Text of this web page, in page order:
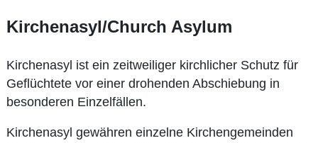
Kirchenasyl/Church Asylum
Kirchenasyl ist ein zeitweiliger kirchlicher Schutz für
Geflüchtete vor einer drohenden Abschiebung in
besonderen Einzelfällen.
Kirchenasyl gewähren einzelne Kirchengemeinden